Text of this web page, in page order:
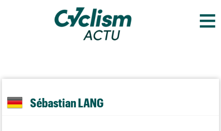
≡
Sébastian LANG